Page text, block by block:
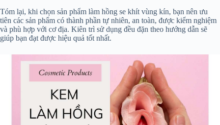
Tóm lại, khi chọn sản phẩm làm hồng se khít vùng kín, bạn nên ưu
tiên các sản phẩm có thành phần tự nhiên, an toàn, được kiểm nghiệm
và phù hợp với cơ địa. Kiên trì sử dụng đều đặn theo hướng dẫn sẽ
giúp bạn đạt được hiệu quả tốt nhất.